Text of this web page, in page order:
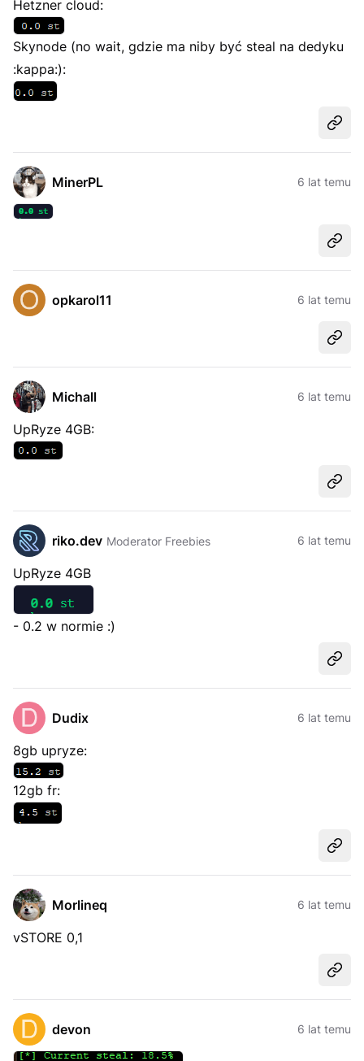
Hetzner cloud:
Skynode (no wait, gdzie ma niby być steal na dedyku
:kappa:):
MinerPL 6 lat temu
opkarol11 6 lat temu
Michall 6 lat temu
UpRyze 4GB:
riko.dev Moderator Freebies 6 lat temu
UpRyze 4GB
- 0.2 w normie :)
Dudix 6 lat temu
8gb upryze:
12gb fr:
Morlineq 6 lat temu
vSTORE 0,1
devon 6 lat temu